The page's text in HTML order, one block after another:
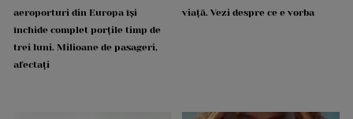
aeroporturi din Europa își
închide complet porțile timp de
trei luni. Milioane de pasageri,
afectați
viață. Vezi despre ce e vorba